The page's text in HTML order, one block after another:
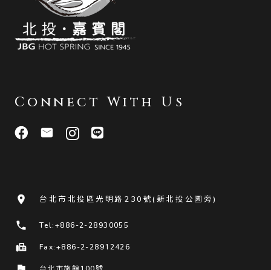
Connect With Us
room 台北市北投區光明路230號(新北投公園旁)
phone Tel:+886-2-28930055
fax Fax:+886-2-28912426